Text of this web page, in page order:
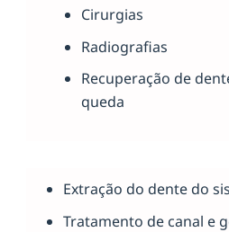
Cirurgias
Radiografias
Recuperação de
queda
Extração do dente do
Tratamento de canal e